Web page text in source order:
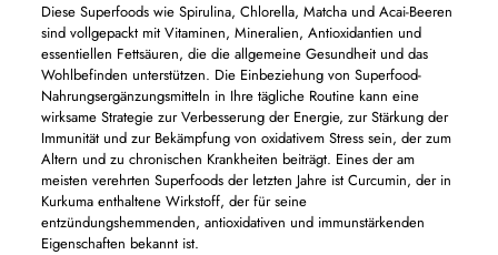
Diese Superfoods wie Spirulina, Chlorella, Matcha und Acai-Beeren
sind vollgepackt mit Vitaminen, Mineralien, Antioxidantien und
essentiellen Fettsäuren, die die allgemeine Gesundheit und das
Wohlbefinden unterstützen. Die Einbeziehung von Superfood-
Nahrungsergänzungsmitteln in Ihre tägliche Routine kann eine
wirksame Strategie zur Verbesserung der Energie, zur Stärkung der
Immunität und zur Bekämpfung von oxidativem Stress sein, der zum
Altern und zu chronischen Krankheiten beiträgt. Eines der am
meisten verehrten Superfoods der letzten Jahre ist Curcumin, der in
Kurkuma enthaltene Wirkstoff, der für seine
entzündungshemmenden, antioxidativen und immunstärkenden
Eigenschaften bekannt ist.